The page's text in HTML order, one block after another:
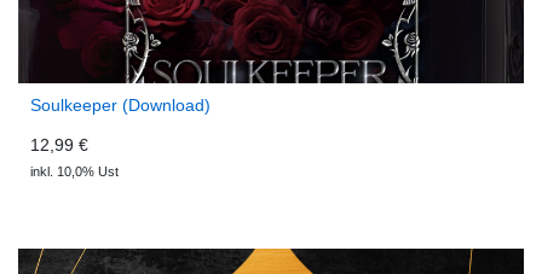
Soulkeeper (Download)
12,99 €
inkl. 10,0% Ust